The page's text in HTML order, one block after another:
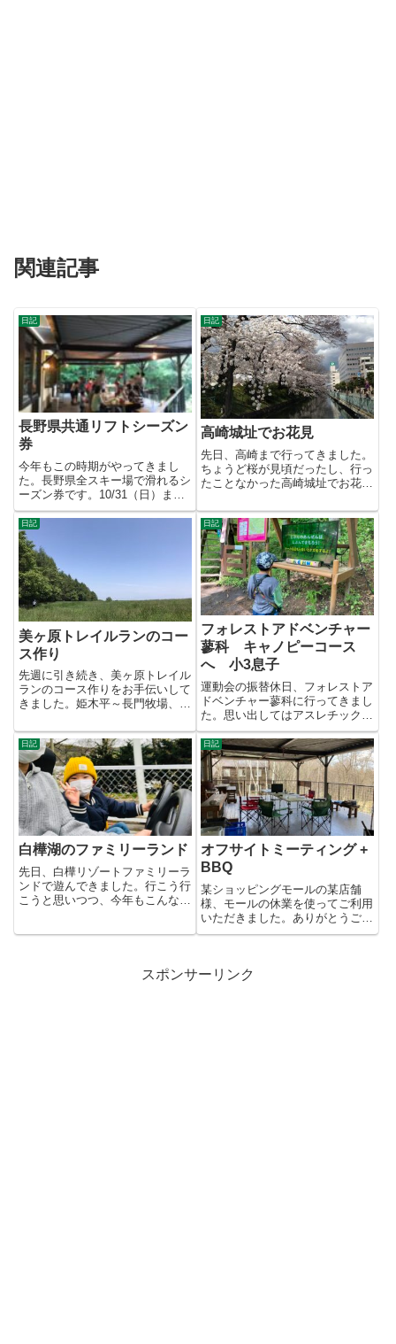
関連記事
日記
長野県共通リフトシーズン
券
今年もこの時期がやってきまし
た。長野県全スキー場で滑れるシ
ーズン券です。10/31（日）まで
ですので、忘れずに応募しまし...
日記
高崎城址でお花見
先日、高崎まで行ってきました。
ちょうど桜が見頃だったし、行っ
たことなかった高崎城址でお花
し...
日記
美ヶ原トレイルランのコー
ス作り
先週に引き続き、美ヶ原トレイル
ランのコース作りをお手伝いして
きました。姫木平～長門牧場、牧
大...
日記
フォレストアドベンチャー
蓼科 キャノピーコース
へ 小3息子
運動会の振替休日、フォレストア
ドベンチャー蓼科に行ってきまし
た。思い出してはアスレチック行
きたいという息子。土日は人が
多...
日記
白樺湖のファミリーランド
先日、白樺リゾートファミリーラ
ンドで遊んできました。行こう行
こうと思いつつ、今年もこんな時
日記
オフサイトミーティング +
BBQ
某ショッピングモールの某店舗
様、モールの休業を使ってご利用
いただきました。ありがとうござ
いました。お昼からミーディング
スポンサーリンク